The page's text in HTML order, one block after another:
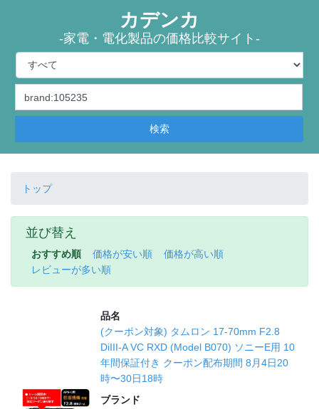
カデンカ
-家電・電化製品の価格比較サイト-
検索
トップ
並び替え
おすすめ順 価格が安い順
価格が高い順
レビューが多い順
品名
(クーポン対象) タムロン 17-70mm F2.8
DiIII-A VC RXD (Model B070) ソニーE用 10
年間保証付き クーポン配布期間 8月4日20
時〜30日18時
ブランド